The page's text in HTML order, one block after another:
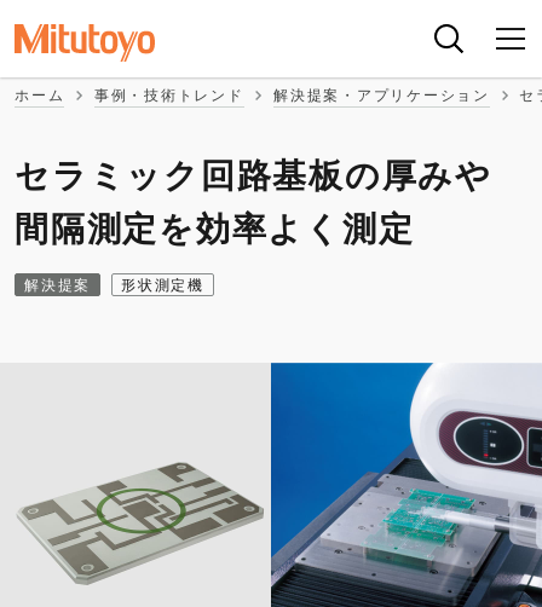
ホーム 事例・技術トレンド 解決提案・アプリケーション セ
セラミック回路基板の厚みや
間隔測定を効率よく測定
解決提案 形状測定機